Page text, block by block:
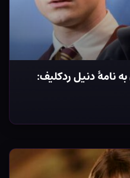
نامۀ دنیل ردکلیف: